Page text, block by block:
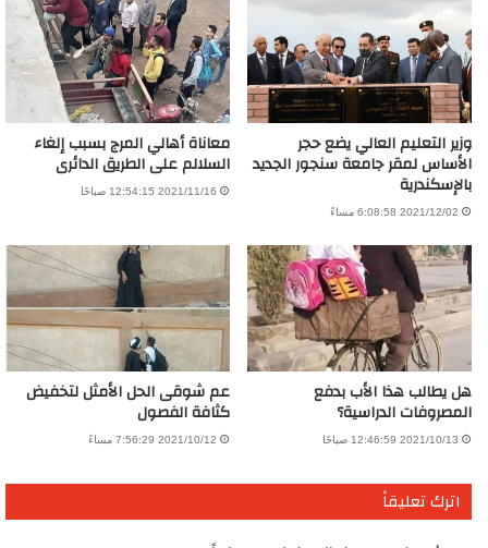
وزير التعليم العالي يضع حجر
الأساس لمقر جامعة سنجور الجديد
بالإسكندرية
2021/12/02 6:08:58 مساءً
معاناة أهالي المرج بسبب إلغاء
السلالم على الطريق الدائرى
2021/11/16 12:54:15 صباحًا
هل يطالب هذا الأب بدفع
المصروفات الدراسية؟
2021/10/13 12:46:59 صباحًا
عم شوقى الحل الأمثل لتخفيض
كثافة الفصول
2021/10/12 7:56:29 مساءً
اترك تعليقاً